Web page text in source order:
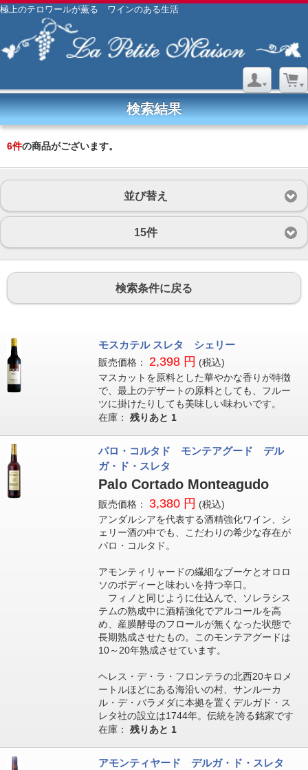
極上のテロワールが薫る ワインのある生活
検索結果
6件の商品がございます。
並び替え
15件
検索条件に戻る
モスカテル スレタ シェリー
販売価格： 2,398 円 (税込)
マスカットを原料とした華やかな香りが特徴
で、最上のデザートの原料としても、フルー
ツに掛けたりしても美味しい味わいです。
在庫： 残りあと 1
パロ・コルタド モンテアグード デル
ガ・ド・スレタ
Palo Cortado Monteagudo
販売価格： 3,380 円 (税込)
アンダルシアを代表する酒精強化ワイン、シ
ェリー酒の中でも、こだわりの希少な存在が
パロ・コルタド。
アモンティリャードの繊細なブーケとオロロ
ソのボディーと味わいを持つ辛口。
フィノと同じように仕込んで、ソレラシス
テムの熟成中に酒精強化でアルコールを高
め、産膜酵母のフロールが無くなった状態で
長期熟成させたもの。このモンテアグードは
10～20年熟成させています。
ヘレス・デ・ラ・フロンテラの北西20キロメ
ートルほどにある海沿いの村、サンルーカ
ル・デ・バラメダに本拠を置くデルガド・ス
レタ社の設立は1744年。伝統を誇る銘家です
在庫： 残りあと 1
アモンティヤード デルガ・ド・スレタ